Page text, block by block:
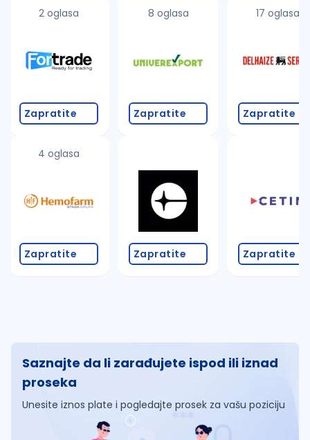
proverite pravopisne greške (koristite č, ć, š, đ,
promenite odabrane filtere pretrage
2 oglasa
Zapratite
4 oglasa
Zapratite
8 oglasa
Zapratite
Zapratite
17 oglasa
Zapratite
Zapratite
Saznajte da li zarađujete ispod ili iznad
proseka
Unesite iznos plate i pogledajte prosek za vašu poziciju